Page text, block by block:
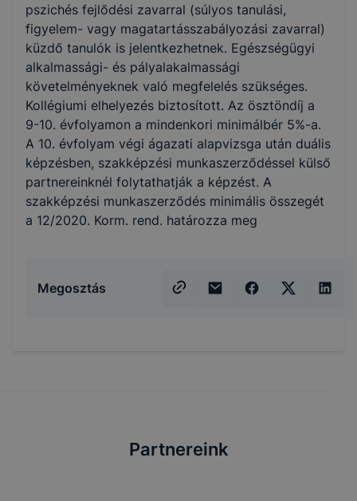
pszichés fejlődési zavarral (súlyos tanulási,
figyelem- vagy magatartásszabályozási zavarral)
küzdő tanulók is jelentkezhetnek. Egészségügyi
alkalmassági- és pályalakalmassági
követelményeknek való megfelelés szükséges.
Kollégiumi elhelyezés biztosított. Az ösztöndíj a
9-10. évfolyamon a mindenkori minimálbér 5%-a.
A 10. évfolyam végi ágazati alapvizsga után duális
képzésben, szakképzési munkaszerződéssel külső
partnereinknél folytathatják a képzést. A
szakképzési munkaszerződés minimális összegét
a 12/2020. Korm. rend. határozza meg
Megosztás
Partnereink